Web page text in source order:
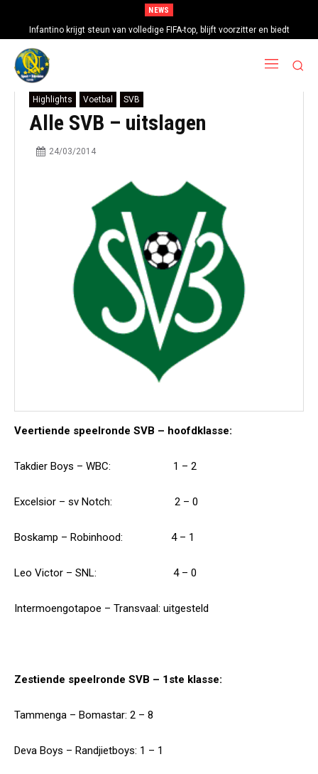
NEWS
Infantino krijgt steun van volledige FIFA-top, blijft voorzitter en biedt
excuses aan
Highlights Voetbal SVB
Alle SVB – uitslagen
24/03/2014
Veertiende speelronde SVB – hoofdklasse:
Takdier Boys – WBC: 1 – 2
Excelsior – sv Notch: 2 – 0
Boskamp – Robinhood: 4 – 1
Leo Victor – SNL: 4 – 0
Intermoengotapoe – Transvaal: uitgesteld
Zestiende speelronde SVB – 1ste klasse:
Tammenga – Bomastar: 2 – 8
Deva Boys – Randjietboys: 1 – 1